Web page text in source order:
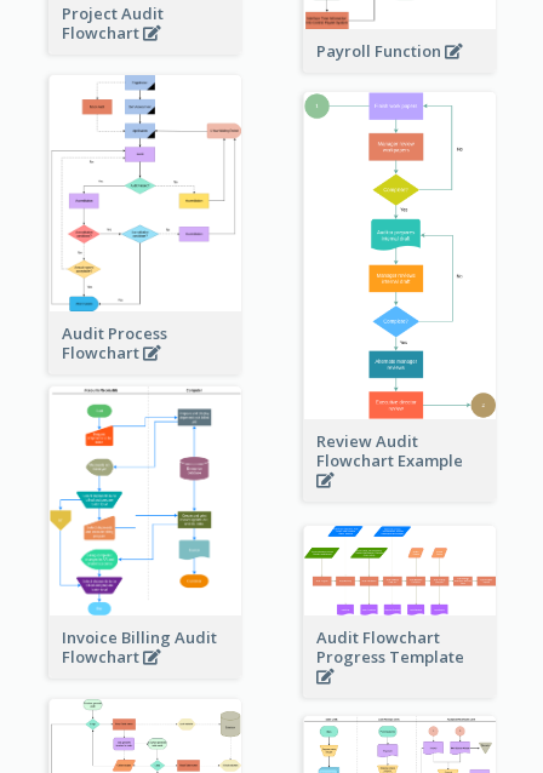
Project Audit
Flowchart
Payroll Function
Audit Process
Flowchart
Review Audit
Flowchart Example
Invoice Billing Audit
Flowchart
Audit Flowchart
Progress Template